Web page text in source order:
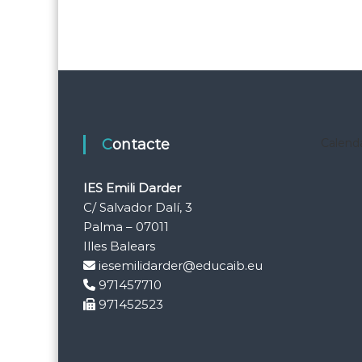
Contacte
IES Emili Darder
C/ Salvador Dalí, 3
Palma – 07011
Illes Balears
iesemilidarder@educaib.eu
971457710
971452523